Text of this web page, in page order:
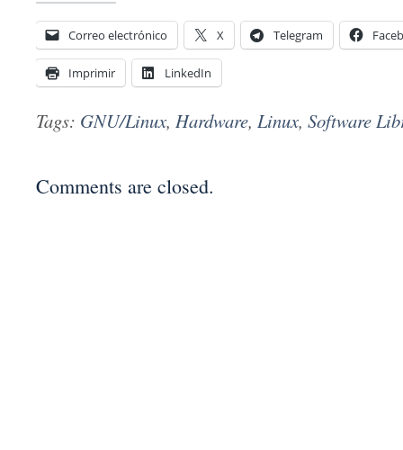
Correo electrónico X Telegram
Imprimir LinkedIn
Tags: GNU/Linux, Hardware, Linux, Software
Comments are closed.